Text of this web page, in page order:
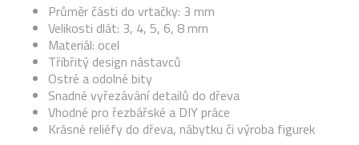
Průměr části do vrtačky: 3 mm
Velikosti dlát: 3, 4, 5, 6, 8 mm
Materiál: ocel
Tříbřitý design nástavců
Ostré a odolné bity
Snadné vyřezávání detailů do dřeva
Vhodné pro řezbářské a DIY práce
Krásné reliéfy do dřeva, nábytku či výroba figurek